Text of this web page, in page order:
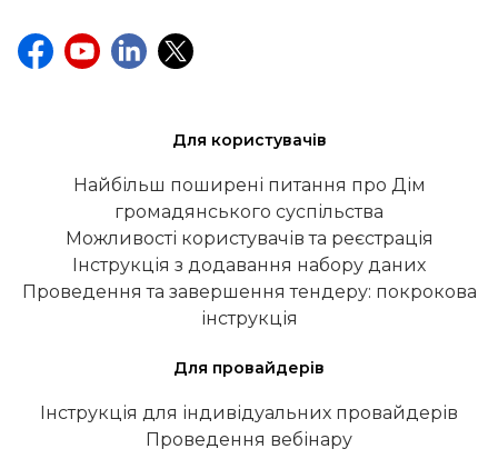
Для користувачів
Найбільш поширені питання про Дім
громадянського суспільства
Можливості користувачів та реєстрація
Інструкція з додавання набору даних
Проведення та завершення тендеру: покрокова
інструкція
Для провайдерів
Інструкція для індивідуальних провайдерів
Проведення вебінару